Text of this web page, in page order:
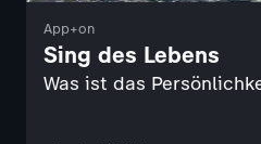
App+on
Sing des Lebens
Was ist das